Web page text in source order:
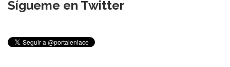
Sígueme en Twitter